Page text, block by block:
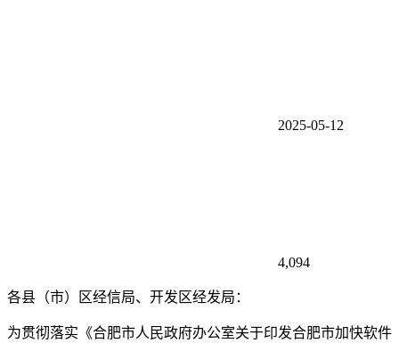
2025-05-12
4,094
各县（市）区经信局、开发区经发局：
为贯彻落实《合肥市人民政府办公室关于印发合肥市加快软件